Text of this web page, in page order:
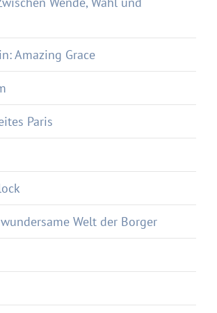
Amazing Grace
Paris
Welt der Borger